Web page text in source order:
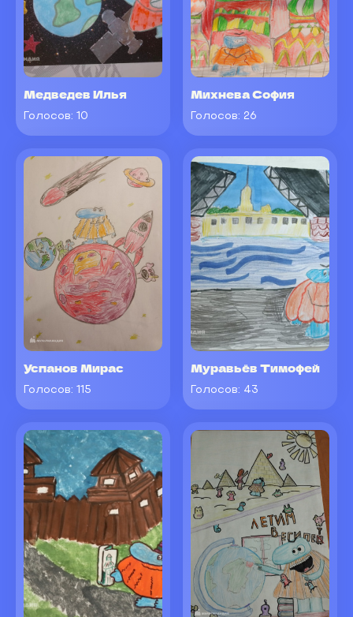
Медведев Илья
Голосов: 10
Михнева София
Голосов: 26
Успанов Мирас
Голосов: 115
Муравьёв Тимофей
Голосов: 43